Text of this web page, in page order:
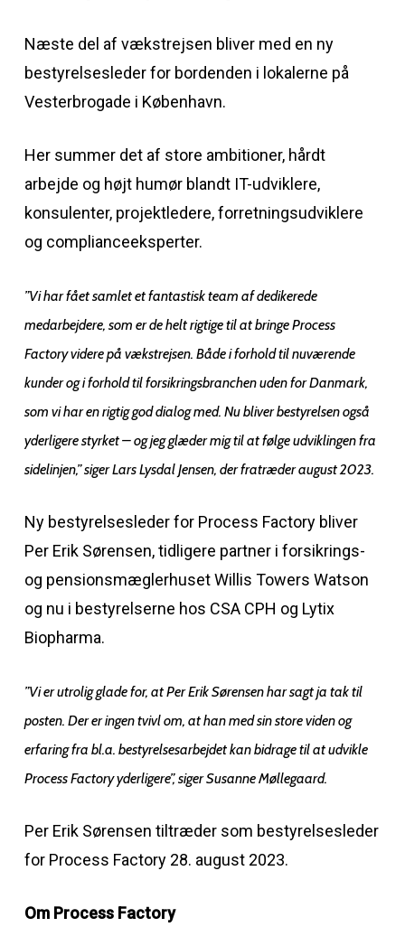
Næste del af vækstrejsen bliver med en ny
bestyrelsesleder for bordenden i lokalerne på
Vesterbrogade i København.
Her summer det af store ambitioner, hårdt
arbejde og højt humør blandt IT-udviklere,
konsulenter, projektledere, forretningsudviklere
og complianceeksperter.
”Vi har fået samlet et fantastisk team af dedikerede
medarbejdere, som er de helt rigtige til at bringe Process
Factory videre på vækstrejsen. Både i forhold til nuværende
kunder og i forhold til forsikringsbranchen uden for Danmark,
som vi har en rigtig god dialog med. Nu bliver bestyrelsen også
yderligere styrket – og jeg glæder mig til at følge udviklingen fra
sidelinjen,” siger Lars Lysdal Jensen, der fratræder august 2023.
Ny bestyrelsesleder for Process Factory bliver
Per Erik Sørensen, tidligere partner i forsikrings-
og pensionsmæglerhuset Willis Towers Watson
og nu i bestyrelserne hos CSA CPH og Lytix
Biopharma.
”Vi er utrolig glade for, at Per Erik Sørensen har sagt ja tak til
posten. Der er ingen tvivl om, at han med sin store viden og
erfaring fra bl.a. bestyrelsesarbejdet kan bidrage til at udvikle
Process Factory yderligere”, siger Susanne Møllegaard.
Per Erik Sørensen tiltræder som bestyrelsesleder
for Process Factory 28. august 2023.
Om Process Factory